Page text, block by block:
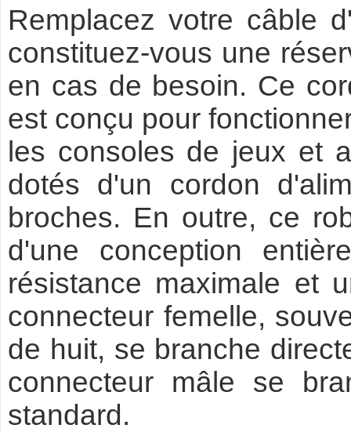
Remplacez votre câble
constituez-vous une
en cas de besoin. Ce
est conçu pour
les consoles de jeux et
dotés d'un cordon
broches. En outre, ce
d'une conception
résistance maximale et
connecteur femelle,
de huit, se branche
connecteur mâle se
standard.